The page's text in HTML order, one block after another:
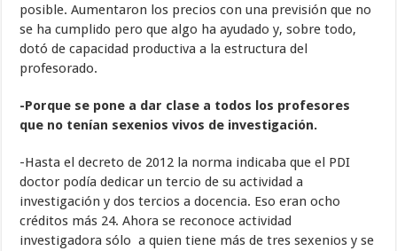
posible. Aumentaron los precios con una previsión que no
se ha cumplido pero que algo ha ayudado y, sobre todo,
dotó de capacidad productiva a la estructura del
profesorado.
-Porque se pone a dar clase a todos los profesores
que no tenían sexenios vivos de investigación.
-Hasta el decreto de 2012 la norma indicaba que el PDI
doctor podía dedicar un tercio de su actividad a
investigación y dos tercios a docencia. Eso eran ocho
créditos más 24. Ahora se reconoce actividad
investigadora sólo a quien tiene más de tres sexenios y se